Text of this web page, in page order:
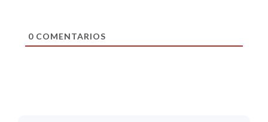
0COMENTARIOS